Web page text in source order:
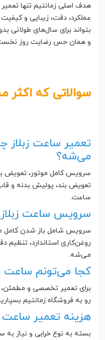
هدف اصلی زمانتیم تنها
عملکرد، دقت، زیبایی و
بتواند برای سال‌های طولانی
و همان حس رضایت روز نخست
سوالاتی که اکثر
تعمیر ساعت زبلاز
می‌شه؟
سرویس کامل موتور، تعویض
تعویض بند، پولیش بدنه و
ساعت.
سرویس ساعت
سرویس شامل باز شدن
روغن‌کاری استاندارد،
می‌شه.
کجا می‌تونم ساعت
رو به فروشگاه زمانتیم
هزینه تعمیر ساعت
بسته به نوع خرابی و نیاز